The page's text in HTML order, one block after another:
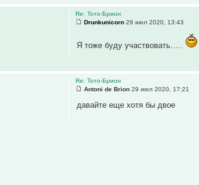
Re: Тото-Брион
Drunkunicorn 29 июл 2020, 13:43
Я тоже буду участвовать.....
Re: Тото-Брион
Antoni de Brion 29 июл 2020, 17:21
давайте еще хотя бы двое